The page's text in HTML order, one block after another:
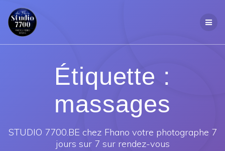
Étiquette :
massages
STUDIO 7700.BE chez Fhano votre photographe 7
jours sur 7 sur rendez-vous